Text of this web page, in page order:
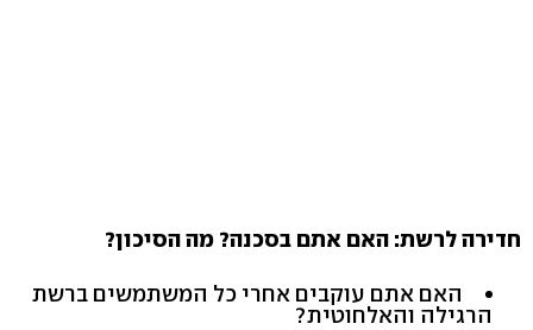
חדירה לרשת: האם אתם בסכנה? מה הסיכון?
האם אתם עוקבים אחרי כל המשתמשים ברשת
הרגילה והאלחוטית?